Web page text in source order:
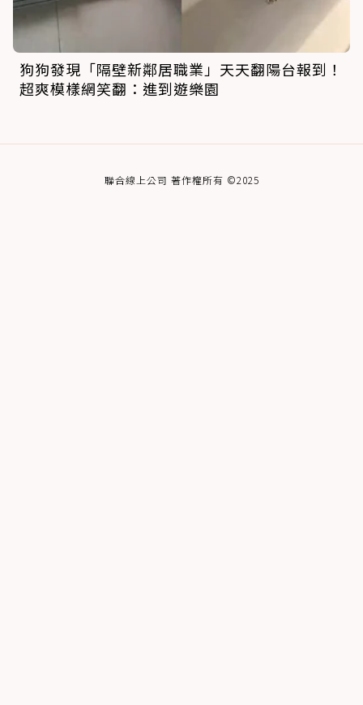
狗狗發現「隔壁新鄰居職業」天天翻陽台報到！
超爽模樣網笑翻：進到遊樂園
聯合線上公司 著作權所有 ©2025